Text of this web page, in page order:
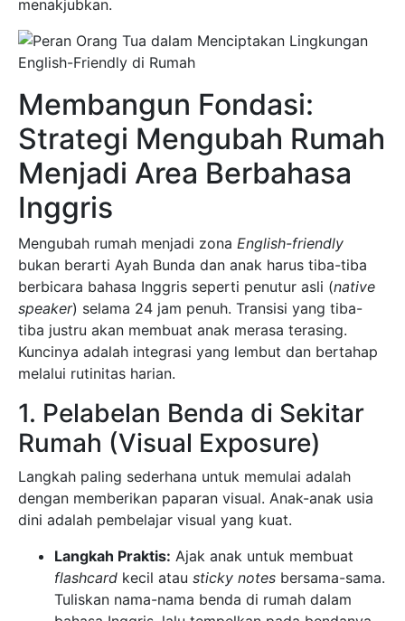
menakjubkan.
Membangun Fondasi:
Strategi Mengubah Rumah
Menjadi Area Berbahasa
Inggris
Mengubah rumah menjadi zona English-friendly
bukan berarti Ayah Bunda dan anak harus tiba-tiba
berbicara bahasa Inggris seperti penutur asli (native
speaker) selama 24 jam penuh. Transisi yang tiba-
tiba justru akan membuat anak merasa terasing.
Kuncinya adalah integrasi yang lembut dan bertahap
melalui rutinitas harian.
1. Pelabelan Benda di Sekitar
Rumah (Visual Exposure)
Langkah paling sederhana untuk memulai adalah
dengan memberikan paparan visual. Anak-anak usia
dini adalah pembelajar visual yang kuat.
Langkah Praktis: Ajak anak untuk membuat
flashcard kecil atau sticky notes bersama-sama.
Tuliskan nama-nama benda di rumah dalam